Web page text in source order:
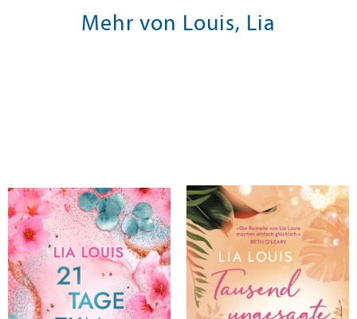
Mehr von Louis, Lia